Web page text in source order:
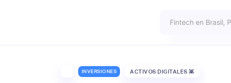
INVERSIONES ACTIVOS DIGITALES 👾